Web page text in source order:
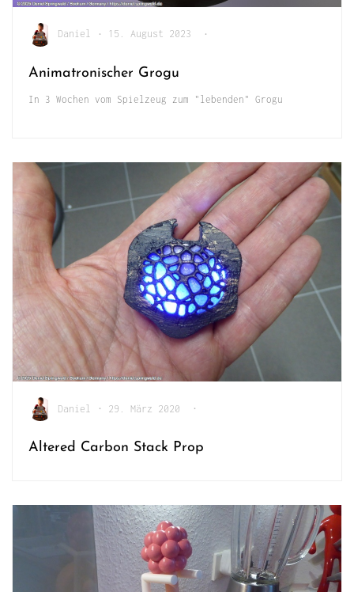
Daniel • 15. August 2023 •
Animatronischer Grogu
In 3 Wochen vom Spielzeug zum "lebenden" Grogu
Daniel • 29. März 2020 •
Altered Carbon Stack Prop